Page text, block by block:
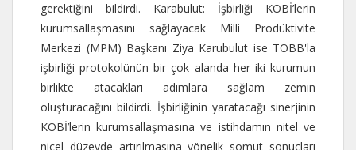
gerektiğini bildirdi. Karabulut: İşbirliği KOBİ’lerin
kurumsallaşmasını sağlayacak Milli Prodüktivite
Merkezi (MPM) Başkanı Ziya Karubulut ise TOBB'la
işbirliği protokolünün bir çok alanda her iki kurumun
birlikte atacakları adımlara sağlam zemin
oluşturacağını bildirdi. İşbirliğinin yaratacağı sinerjinin
KOBİ’lerin kurumsallaşmasına ve istihdamın nitel ve
nicel düzeyde artırılmasına yönelik somut sonuçları